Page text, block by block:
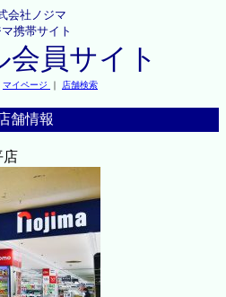
会社ノジマ
マ携帯サイト
会員サイト
マイページ ｜ 店舗検索
舗情報
店